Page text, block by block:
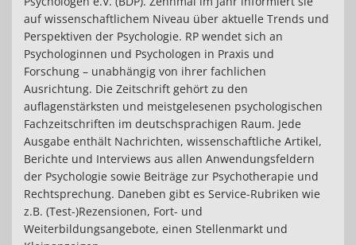
auf wissenschaftlichem Niveau über aktuelle Trends und
Perspektiven der Psychologie. RP wendet sich an
Psychologinnen und Psychologen in Praxis und
Forschung – unabhängig von ihrer fachlichen
Ausrichtung. Die Zeitschrift gehört zu den
auflagenstärksten und meistgelesenen psychologischen
Fachzeitschriften im deutschsprachigen Raum. Jede
Ausgabe enthält Nachrichten, wissenschaftliche Artikel,
Berichte und Interviews aus allen Anwendungsfeldern
der Psychologie sowie Beiträge zur Psychotherapie und
Rechtsprechung. Daneben gibt es Service-Rubriken wie
z.B. (Test-)Rezensionen, Fort- und
Weiterbildungsangebote, einen Stellenmarkt und